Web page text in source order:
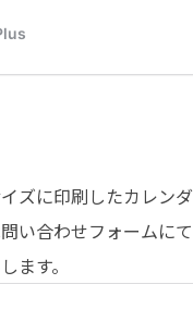
ズに印刷したカレンダ
い合わせフォームに
ます。